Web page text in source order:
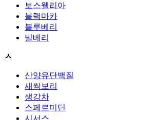
보스웰리아
블랙마카
블루베리
빌베리
ㅅ
산양유단백질
새싹보리
생강차
스페르미딘
시서스